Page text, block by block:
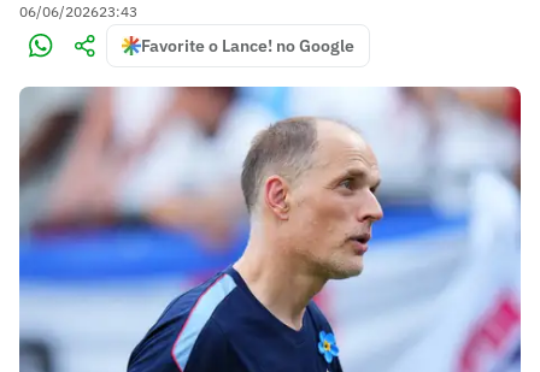
06/06/202623:43
Favorite o Lance! no Google